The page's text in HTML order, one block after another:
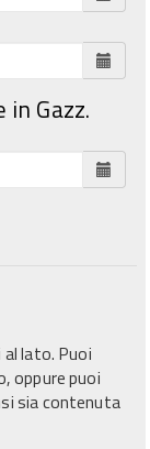
Gazz.
lato. Puoi
oppure puoi
sia contenuta